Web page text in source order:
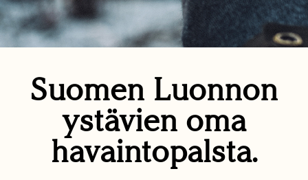
Suomen Luonnon
ystävien oma
havaintopalsta.